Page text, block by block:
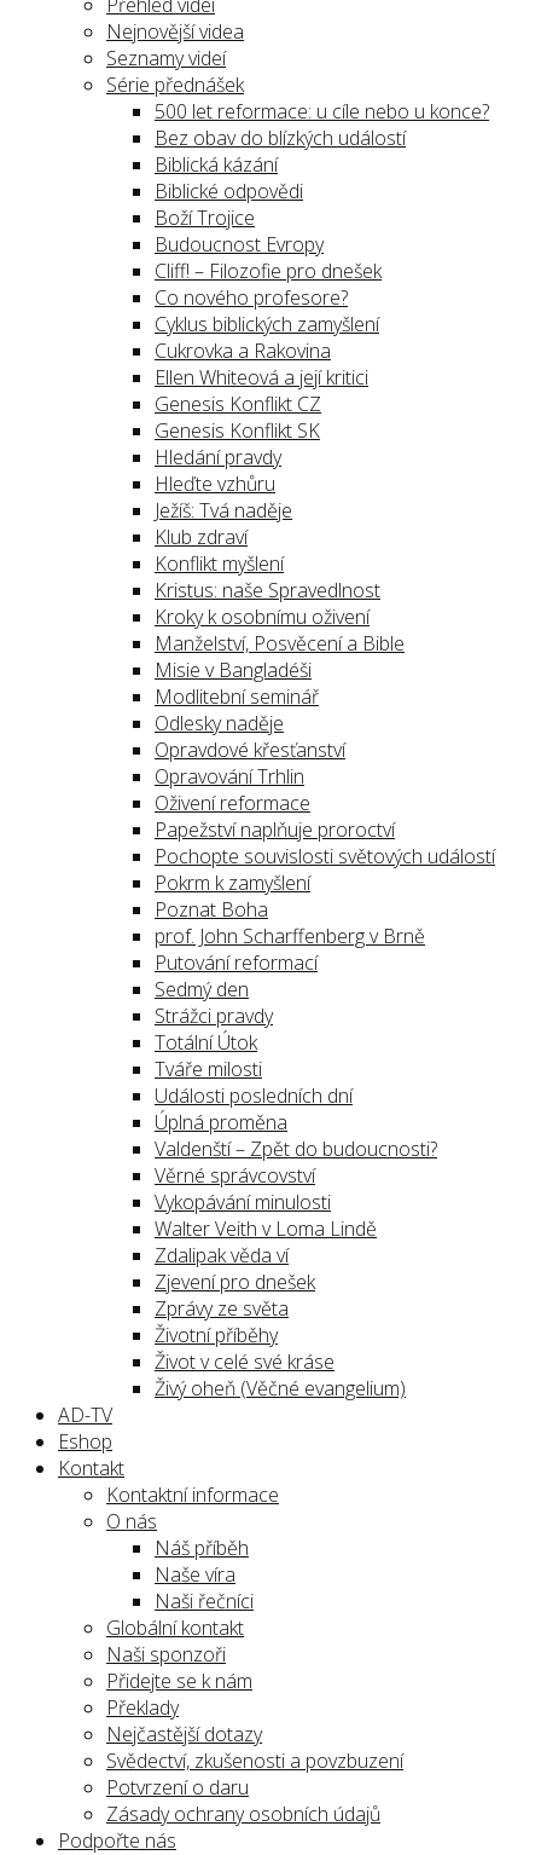
Nejnovější videa
Seznamy videí
Série přednášek
500 let reformace: u cíle nebo u konce?
Bez obav do blízkých událostí
Biblická kázání
Biblické odpovědi
Boží Trojice
Budoucnost Evropy
Cliff! – Filozofie pro dnešek
Co nového profesore?
Cyklus biblických zamyšlení
Cukrovka a Rakovina
Ellen Whiteová a její kritici
Genesis Konflikt CZ
Genesis Konflikt SK
Hledání pravdy
Hleďte vzhůru
Ježíš: Tvá naděje
Klub zdraví
Konflikt myšlení
Kristus: naše Spravedlnost
Kroky k osobnímu oživení
Manželství, Posvěcení a Bible
Misie v Bangladéši
Modlitební seminář
Odlesky naděje
Opravdové křesťanství
Opravování Trhlin
Oživení reformace
Papežství naplňuje proroctví
Pochopte souvislosti světových událostí
Pokrm k zamyšlení
Poznat Boha
prof. John Scharffenberg v Brně
Putování reformací
Sedmý den
Strážci pravdy
Totální Útok
Tváře milosti
Události posledních dní
Úplná proměna
Valdenští – Zpět do budoucnosti?
Věrné správcovství
Vykopávání minulosti
Walter Veith v Loma Lindě
Zdalipak věda ví
Zjevení pro dnešek
Zprávy ze světa
Životní příběhy
Život v celé své kráse
Živý oheň (Věčné evangelium)
AD-TV
Eshop
Kontakt
Kontaktní informace
O nás
Náš příběh
Naše víra
Naši řečníci
Globální kontakt
Naši sponzoři
Přidejte se k nám
Překlady
Nejčastější dotazy
Svědectví, zkušenosti a povzbuzení
Potvrzení o daru
Zásady ochrany osobních údajů
Podpořte nás